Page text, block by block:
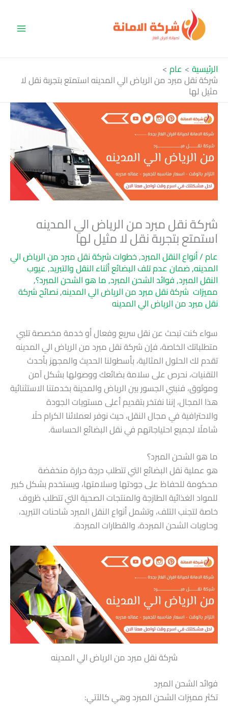
المحتوى
الرئيسية عام
شركة نقل مبرد من الرياض الي المدينه استمتع بتجربة نقل لا
مثيل لها
شركة نقل مبرد من الرياض الي المدينه
استمتع بتجربة نقل لا مثيل لها
عام/أنواع النقل المبرد,خطوات شركة نقل مبرد من الرياض الي
المدينه,ضمان عدم تلف البضائع أثناء النقل والتبريد,عيوب
النقل المبرد,فوائد الشحن المبرد,ما هو الشحن المبرد؟,
مميزات شركة نقل مبرد من الرياض الي المدينه,نصائح شركة
نقل مبرد من الرياض الي المدينه
سواء كنت تبحث عن نقل سريع وفعال أو خدمة مخصصة تلبي
متطلباتك الخاصة، فإن شركة نقل مبرد من الرياض الي المدينه
تقدم لك الحلول المثالية، بأسطولنا الحديث والمجهز بأحدث
التقنيات، نحرص على سلامة بضائعك ووصولها بشكل آمن
وموثوق، فنبني الجسور بين الرياض والمدينة بخدمتنا الاستثنائية
هذا المجال، إننا نفتخر بتقديم أعلى مستويات الجودة
والاحترافية في مجال النقل، حيث نوفر لعملائنا الكرام حلًا
شاملًا لجميع احتياجاتهم في نقل البضائع الحساسة.
ما هو الشحن المبرد؟
هو عملية نقل البضائع التي تتطلب درجة حرارة منخفضة
محكومة للحفاظ على جودتها وسلامتها، ويستخدم بشكل كبير
للمواد الغذائية الطازجة والمنتجات الصحية التي تتطلب ظروف
خاصة لتجنب التلف، وتشمل أنواع النقل المبرد شاحنات التبريد،
وحاويات الشحن المبردة، والقطارات المبردة.
شركة نقل مبرد من الرياض الي المدينه
فوائد الشحن المبرد
تكثر مميزات الشحن المبرد وهي كالآتي: